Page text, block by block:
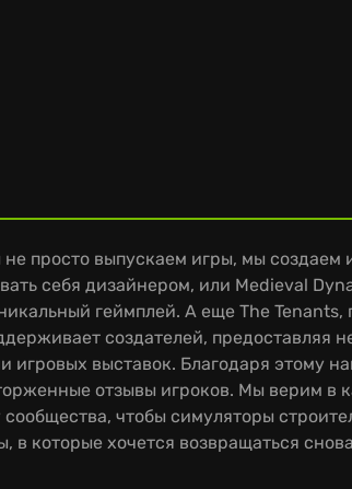
просто выпускаем игры, мы создаем
себя дизайнером, или Medieval
геймплей. А еще The Tenants,
создателей, предоставляя
игровых выставок. Благодаря этому
отзывы игроков. Мы верим в
чтобы симуляторы
которые хочется возвращаться